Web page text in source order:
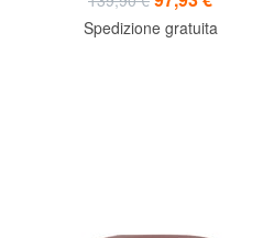
Spedizione gratuita